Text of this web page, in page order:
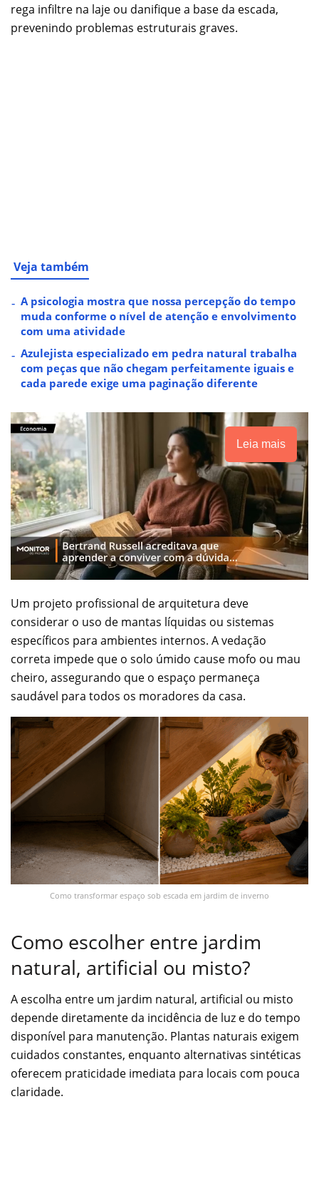
rega infiltre na laje ou danifique a base da escada,
prevenindo problemas estruturais graves.
Veja também
A psicologia mostra que nossa percepção do tempo
muda conforme o nível de atenção e envolvimento
com uma atividade
Azulejista especializado em pedra natural trabalha
com peças que não chegam perfeitamente iguais e
cada parede exige uma paginação diferente
Leia mais
Um projeto profissional de arquitetura deve
considerar o uso de mantas líquidas ou sistemas
específicos para ambientes internos. A vedação
correta impede que o solo úmido cause mofo ou mau
cheiro, assegurando que o espaço permaneça
saudável para todos os moradores da casa.
Como transformar espaço sob escada em jardim de inverno
Como escolher entre jardim
natural, artificial ou misto?
A escolha entre um jardim natural, artificial ou misto
depende diretamente da incidência de luz e do tempo
disponível para manutenção. Plantas naturais exigem
cuidados constantes, enquanto alternativas sintéticas
oferecem praticidade imediata para locais com pouca
claridade.